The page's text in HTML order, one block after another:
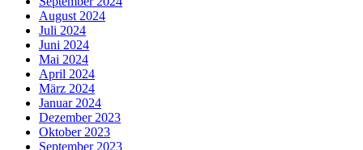
August 2024
Juli 2024
Juni 2024
Mai 2024
April 2024
März 2024
Januar 2024
Dezember 2023
Oktober 2023
September 2023